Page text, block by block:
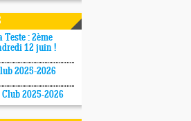
Teste : 2ème
12 juin !
2025-2026
2025-2026